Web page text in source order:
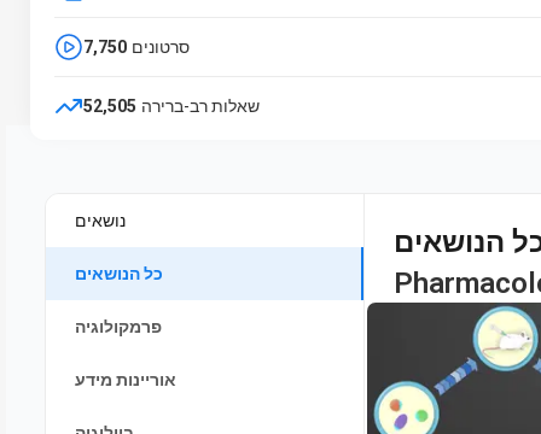
7,750 סרטונים
52,505 שאלות רב-ברירה
נושאים
כל הנושאים
פרמקולוגיה
אוריינות מידע
הנושאים